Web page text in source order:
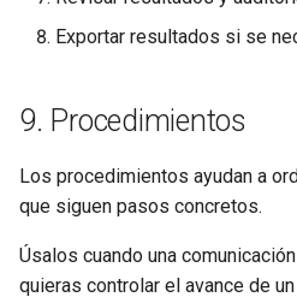
Exportar resultados si se
9. Procedimientos
Los procedimientos ayudan a
que siguen pasos concretos.
Úsalos cuando una
quieras controlar el avance de